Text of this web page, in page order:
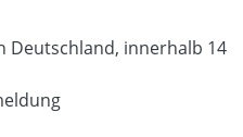
Deutschland, innerhalb 14